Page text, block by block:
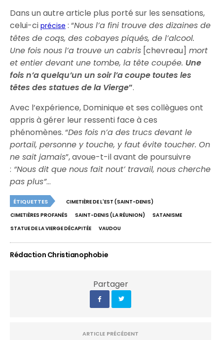
Dans un autre article plus porté sur les sensations,
celui-ciprécise : “Nous l’a fini trouve des dizaines de
têtes de coqs, des cobayes piqués, de l’alcool.
Une fois nous l’a trouve un cabris [chevreau] mort
et entier devant une tombe, la tête coupée. Une
fois n’a quelqu’un un soir l’a coupe toutes les
têtes des statues de la Vierge”.
Avec l’expérience, Dominique et ses collègues ont
appris à gérer leur ressenti face à ces
phénomènes. “Des fois n’a des trucs devant le
portail, personne y touche, y faut évite toucher. On
ne sait jamais”, avoue-t-il avant de poursuivre
: “Nous dit que nous fait nout’ travail, nous cherche
pas plus”…
ÉTIQUETTES
CIMETIÈRE DE L'EST (SAINT-DENIS)
CIMETIÈRES PROFANÉS
SAINT-DENIS (LA RÉUNION)
SATANISME
STATUE DE LA VIERGE DÉCAPITÉE
VAUDOU
Rédaction Christianophobie
Partager
ARTICLE PRÉCÉDENT